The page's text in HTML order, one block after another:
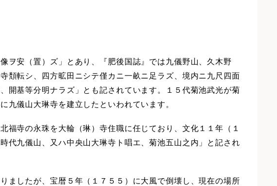
安（置）ズ」とあり、『肥後国誌』では九儀野山、久木野
頽転シ、四方昿田ニシテ僅カニ一畝ニ足ラズ、境内ニ九尺四面
開基等分明ナラズ」とも記されています。１５代菊池武光が菊
九儀山大琳寺を建立したといわれています。
寺の永珠を大輪（琳）寺住職に任じており、文化１１年（１
九儀山、又ハ中央山大琳寺ト唱エ、菊池五山之内」と記され
ましたが、宝暦５年（１７５５）に大風で倒壊し、現在の場所